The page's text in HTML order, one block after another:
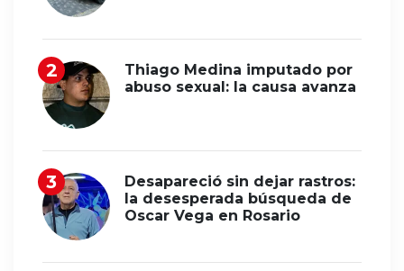
Thiago Medina imputado por
abuso sexual: la causa avanza
Desapareció sin dejar rastros:
la desesperada búsqueda de
Oscar Vega en Rosario